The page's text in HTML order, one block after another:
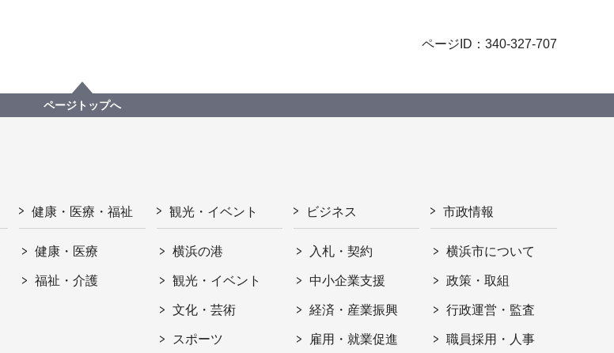
ページID：340-327-707
ページトップへ
健康・医療・福祉
健康・医療
福祉・介護
観光・イベント
横浜の港
観光・イベント
文化・芸術
スポーツ
ビジネス
入札・契約
中小企業支援
経済・産業振興
雇用・就業促進
市政情報
横浜市について
政策・取組
行政運営・監査
職員採用・人事